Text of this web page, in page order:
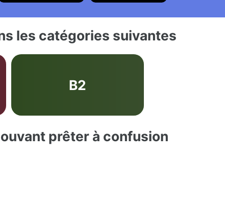
les catégories suivantes
B2
prêter à confusion